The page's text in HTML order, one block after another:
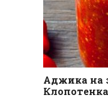
Аджика на
Клопотенка